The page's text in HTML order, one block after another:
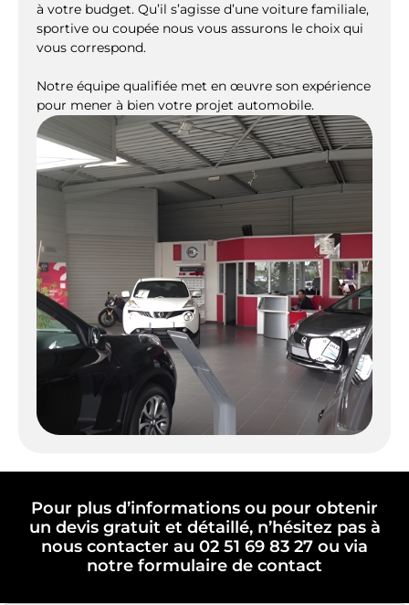
à votre budget. Qu’il s’agisse d’une voiture familiale,
sportive ou coupée nous vous assurons le choix qui
vous correspond.
Notre équipe qualifiée met en œuvre son expérience
pour mener à bien votre projet automobile.
Pour plus d’informations ou pour obtenir
un devis gratuit et détaillé, n’hésitez pas à
nous contacter au 02 51 69 83 27 ou via
notre formulaire de contact